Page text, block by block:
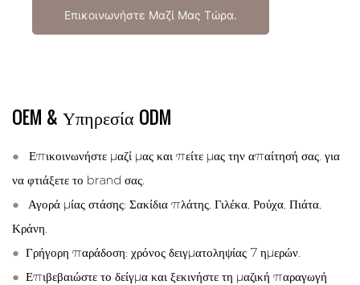
Επικοινωνήστε Μαζί Μας Τώρα.
OEM & Υπηρεσία ODM
●
Επικοινωνήστε μαζί μας και πείτε μας την απαίτησή σας. για
να φτιάξετε το brand σας.
●
Αγορά μίας στάσης: Σακίδια πλάτης, Γιλέκα, Ρούχα, Πιάτα,
Κράνη.
● Γρήγορη παράδοση: χρόνος δειγματοληψίας 7 ημερών.
● Επιβεβαιώστε το δείγμα και ξεκινήστε τη μαζική παραγωγή